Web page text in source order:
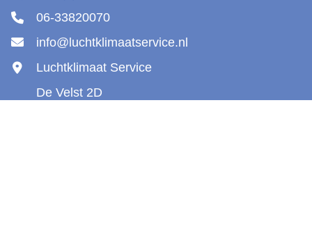
06-33820070
info@luchtklimaatservice.nl
Luchtklimaat Service
De Velst 2D